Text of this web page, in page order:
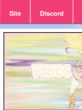
Site Discord
Giriş Kayıt